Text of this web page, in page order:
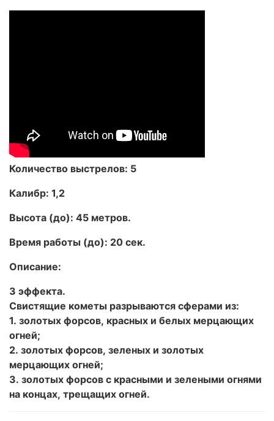
Количество выстрелов: 5
Калибр: 1,2
Высота (до): 45 метров.
Время работы (до): 20 сек.
Описание:
3 эффекта.
Свистящие кометы разрываются сферами из:
1. золотых форсов, красных и белых мерцающих
огней;
2. золотых форсов, зеленых и золотых
мерцающих огней;
3. золотых форсов с красными и зелеными огнями
на концах, трещащих огней.